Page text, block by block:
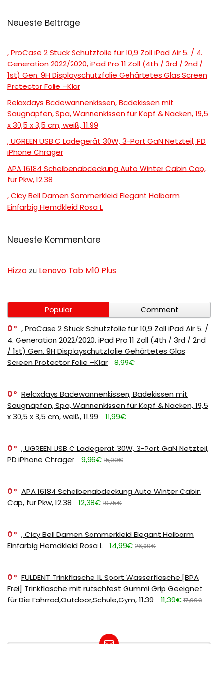
Neueste Beiträge
, ProCase 2 Stück Schutzfolie für 10,9 Zoll iPad Air 5. / 4.
Generation 2022/2020, iPad Pro 11 Zoll (4th / 3rd / 2nd /
1st) Gen. 9H Displayschutzfolie Gehärtetes Glas Screen
Protector Folie –Klar
Relaxdays Badewannenkissen, Badekissen mit
Saugnäpfen, Spa, Wannenkissen für Kopf & Nacken, 19,5
x 30,5 x 3,5 cm, weiß, 11.99
, UGREEN USB C Ladegerät 30W, 3-Port GaN Netzteil, PD
iPhone Chrager
APA 16184 Scheibenabdeckung Auto Winter Cabin Cap,
für Pkw, 12.38
, Cicy Bell Damen Sommerkleid Elegant Halbarm
Einfarbig Hemdkleid Rosa L
Neueste Kommentare
Hizzo zu Lenovo Tab M10 Plus
Popular
Comment
0
, ProCase 2 Stück Schutzfolie für 10,9 Zoll iPad Air 5. /
4. Generation 2022/2020, iPad Pro 11 Zoll (4th / 3rd / 2nd
/ 1st) Gen. 9H Displayschutzfolie Gehärtetes Glas
Screen Protector Folie –Klar
8,99€
0
Relaxdays Badewannenkissen, Badekissen mit
Saugnäpfen, Spa, Wannenkissen für Kopf & Nacken, 19,5
x 30,5 x 3,5 cm, weiß, 11.99
11,99€
0
, UGREEN USB C Ladegerät 30W, 3-Port GaN Netzteil,
PD iPhone Chrager
9,96€ 15,99€
0
APA 16184 Scheibenabdeckung Auto Winter Cabin
Cap, für Pkw, 12.38
12,38€ 19,75€
0
, Cicy Bell Damen Sommerkleid Elegant Halbarm
Einfarbig Hemdkleid Rosa L
14,99€ 26,99€
0
FULDENT Trinkflasche 1L Sport Wasserflasche [BPA
Frei] Trinkflasche mit rutschfest Gummi Grip Geeignet
für Die Fahrrad,Outdoor,Schule,Gym, 11.39
11,39€ 17,99€